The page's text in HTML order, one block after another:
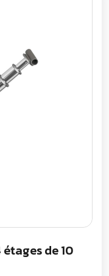
de 10